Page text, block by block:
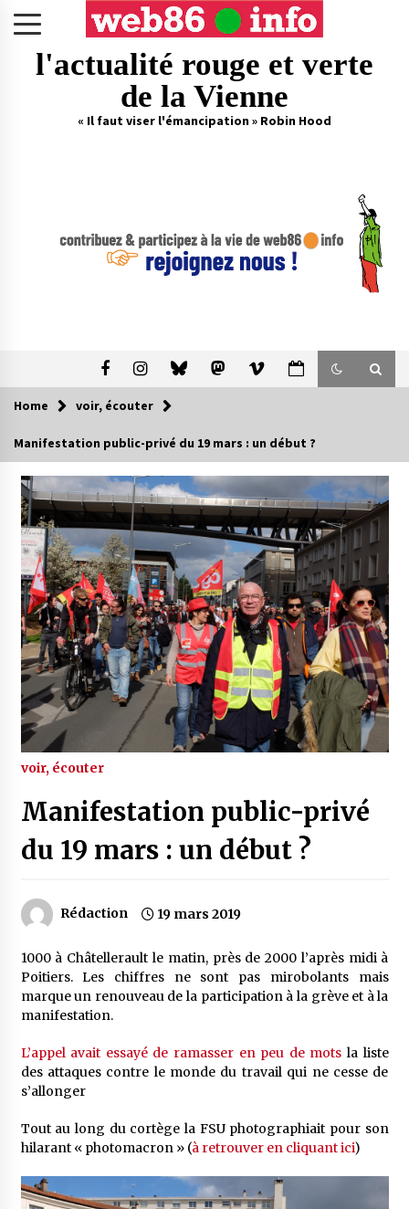
l'actualité rouge et verte
de la Vienne
« Il faut viser l'émancipation » Robin Hood
Home voir, écouter
Manifestation public-privé du 19 mars : un début ?
voir, écouter
Manifestation public-privé
du 19 mars : un début ?
Rédaction 19 mars 2019
1000 à Châtellerault le matin, près de 2000 l’après midi à
Poitiers. Les chiffres ne sont pas mirobolants mais
marque un renouveau de la participation à la grève et à la
manifestation.
L’appel avait essayé de ramasser en peu de mots la liste
des attaques contre le monde du travail qui ne cesse de
s’allonger
Tout au long du cortège la FSU photographiait pour son
hilarant « photomacron » (à retrouver en cliquant ici)